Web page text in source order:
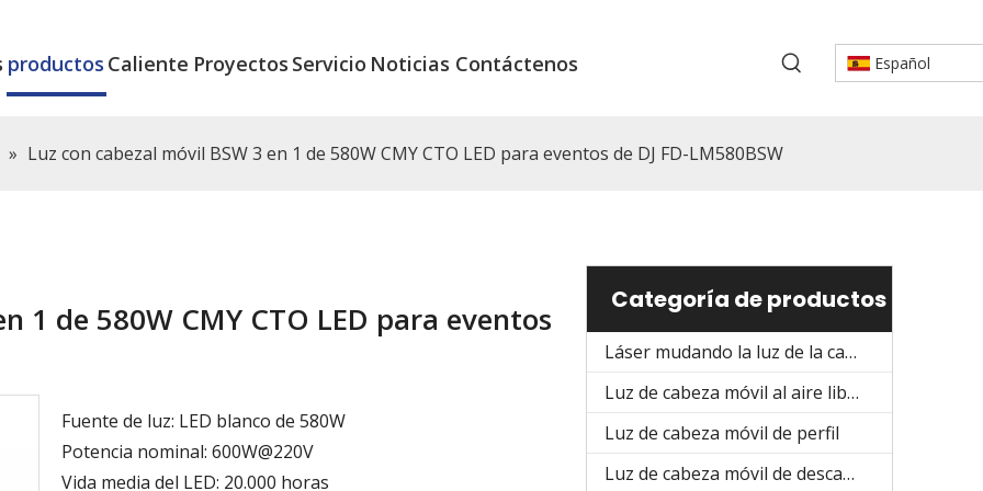
productos Caliente Proyectos Servicio Noticias Contáctenos Español
» Luz con cabezal móvil BSW 3 en 1 de 580W CMY CTO LED para eventos de DJ FD-LM580BSW
1 de 580W CMY CTO LED para eventos
Fuente de luz: LED blanco de 580W
Potencia nominal: 600W@220V
Vida media del LED: 20.000 horas
Categoría de productos
Láser mudando la luz de la cabeza
Luz de cabeza móvil al aire libre
Luz de cabeza móvil de perfil
Luz de cabeza móvil de descarga